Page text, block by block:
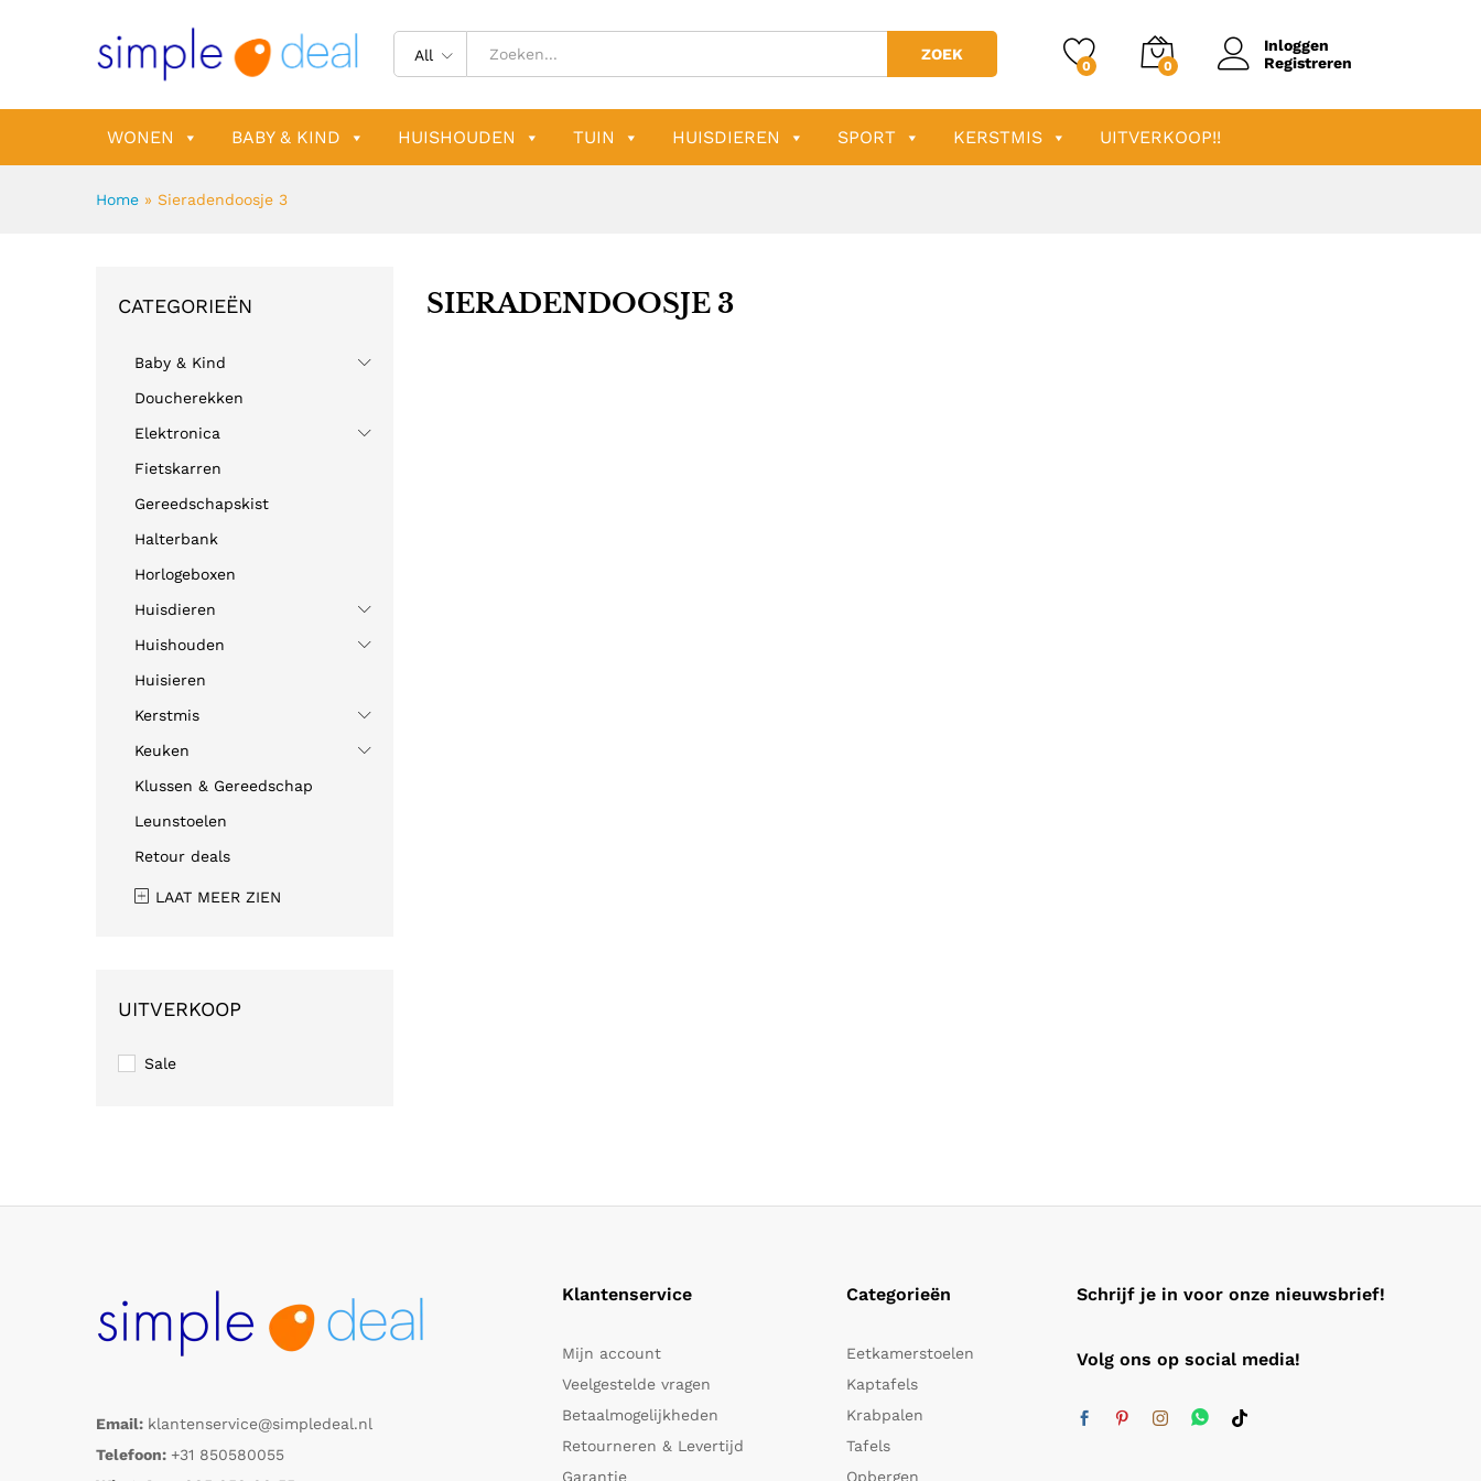
All ZOEK
0 0
Inloggen
Registreren
WONEN BABY & KIND HUISHOUDEN TUIN HUISDIEREN SPORT KERSTMIS UITVERKOOP!!
Home » Sieradendoosje 3
SIERADENDOOSJE 3
CATEGORIEËN
Baby & Kind
Doucherekken
Elektronica
Fietskarren
Gereedschapskist
Halterbank
Horlogeboxen
Huisdieren
Huishouden
Huisieren
Kerstmis
Keuken
Klussen & Gereedschap
Leunstoelen
Retour deals
LAAT MEER ZIEN
UITVERKOOP
Sale
Email: klantenservice@simpledeal.nl
Telefoon: +31 850580055
Klantenservice
Mijn account
Veelgestelde vragen
Betaalmogelijkheden
Retourneren & Levertijd
Garantie
Categorieën
Eetkamerstoelen
Kaptafels
Krabpalen
Tafels
Opbergen
Schrijf je in voor onze nieuwsbrief!
Volg ons op social media!